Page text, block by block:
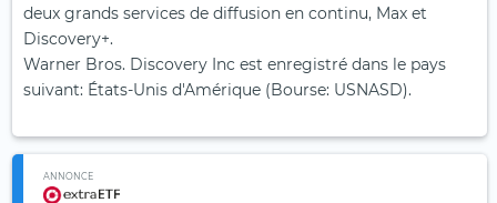
deux grands services de diffusion en continu, Max et
Discovery+.
Warner Bros. Discovery Inc est enregistré dans le pays
suivant: États-Unis d'Amérique (Bourse: USNASD).
ANNONCE